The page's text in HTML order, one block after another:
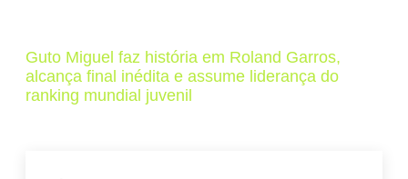
Guto Miguel faz história em Roland Garros,
alcança final inédita e assume liderança do
ranking mundial juvenil